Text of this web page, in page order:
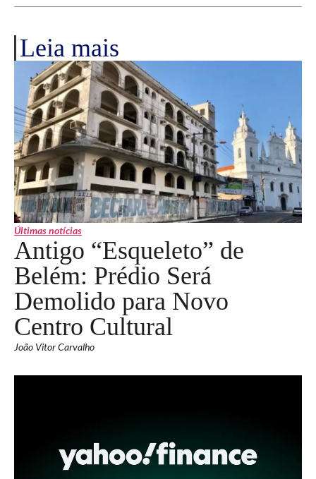
Leia mais
Últimas notícias
Antigo “Esqueleto” de
Belém: Prédio Será
Demolido para Novo
Centro Cultural
João Vitor Carvalho